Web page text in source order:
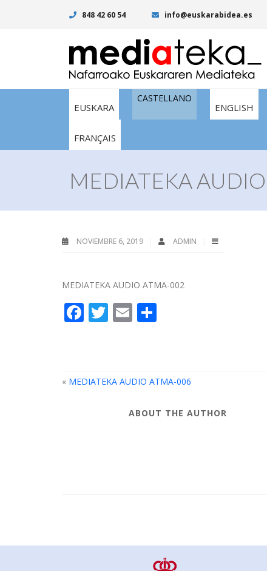
848 42 60 54 info@euskarabidea.es
EUSKARA
CASTELLANO
ENGLISH
FRANÇAIS
MEDIATEKA
NOVIEMBRE 6, 2019 ADMIN
MEDIATEKA AUDIO ATMA-002
Facebook
Twitter
Email
« MEDIATEKA AUDIO ATMA-006
ABOUT THE AUTHOR